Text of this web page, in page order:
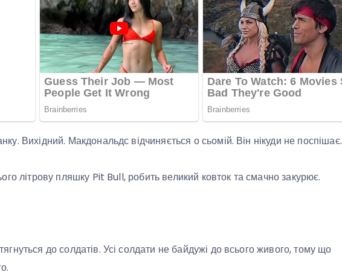
Вихідний. Макдональдс відчиняється о сьомій. Він нікуди не поспішає.
літрову пляшку Pit Bull, робить великий ковток та смачно закурює.
до солдатів. Усі солдати не байдужі до всього живого, тому що